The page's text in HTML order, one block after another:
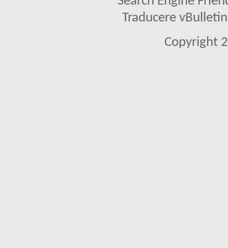
Traducere
Copyright